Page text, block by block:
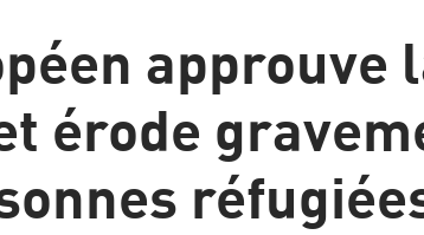
approuve
érode